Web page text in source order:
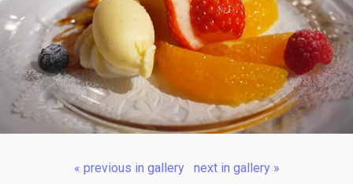
« previous in gallery next in gallery »